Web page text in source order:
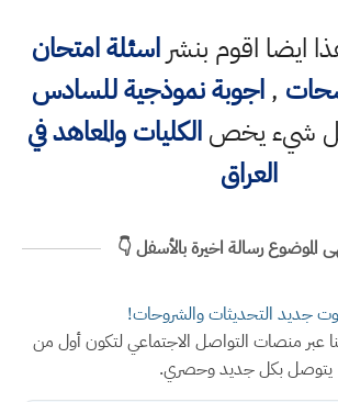
ايضا اقوم بنشراسئلة امتحان
,اجوبة نموذجية للسادس
شيء يخصالكليات والمعاهد في
العراق
الموضوع رسالة اخيرة بالأسفل 👇
جديد التحديثات والشروحات!
عبر منصات التواصل الاجتماعي لتكون أول من
يتوصل بكل جديد وحصري.